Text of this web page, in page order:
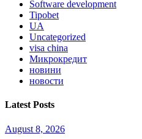
Software development
Tipobet
UA
Uncategorized
visa china
Микрокредит
новини
новости
Latest Posts
August 8, 2026